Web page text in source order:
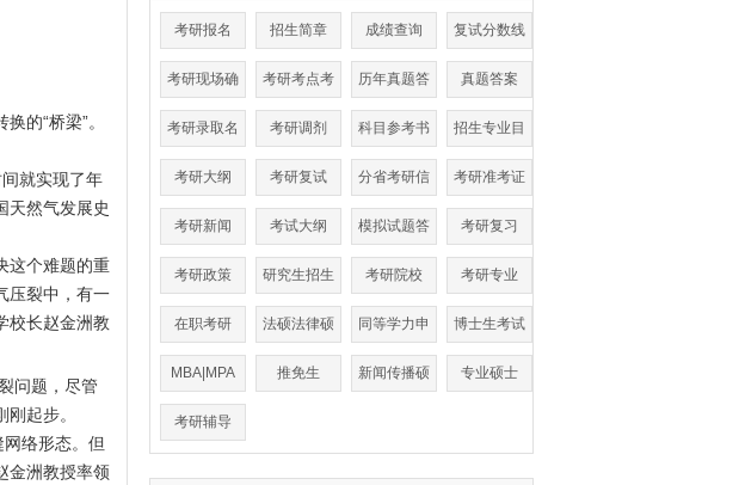
的“桥梁”。
就实现了年
天然气发展史
这个难题的重
压裂中，有一
校长赵金洲教
问题，尽管
起步。
络形态。但
金洲教授率领
考研报名 招生简章 成绩查询 复试分数线
考研现场确
认
考研考点考
场查询
历年真题答
案
真题答案
考研录取名
单
考研调剂 科目参考书
目
招生专业目
录
考研大纲
考研复试 分省考研信
息
考研准考证
打印
考研新闻
考试大纲 模拟试题答
案
考研复习
考研政策 研究生招生 考研院校 考研专业
在职考研 法硕法律硕
士
同等学力申
硕
博士生考试
MBA|MPA 推免生 新闻传播硕 专业硕士
考研辅导